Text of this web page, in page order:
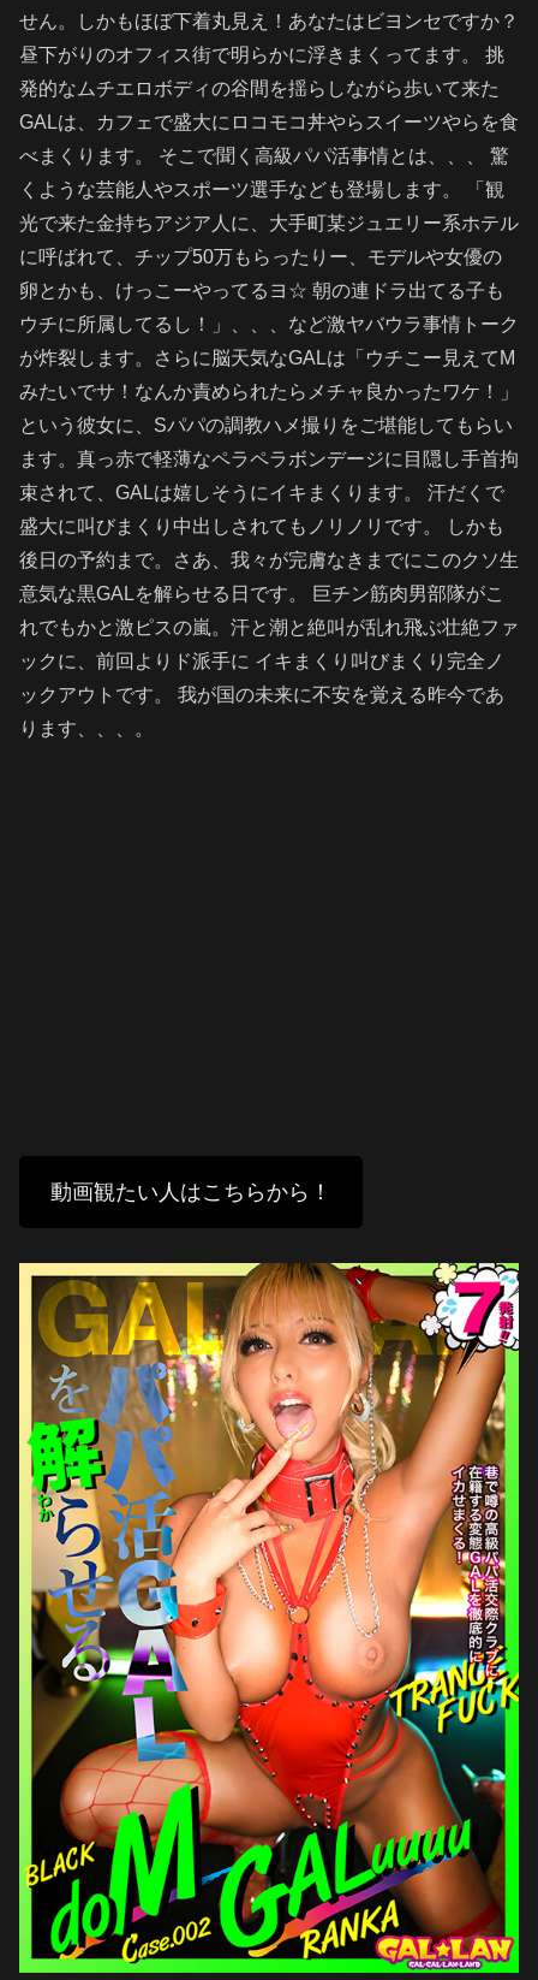
せん。しかもほぼ下着丸見え！あなたはビヨンセですか？
昼下がりのオフィス街で明らかに浮きまくってます。 挑
発的なムチエロボディの谷間を揺らしながら歩いて来た
GALは、カフェで盛大にロコモコ丼やらスイーツやらを食
べまくります。 そこで聞く高級パパ活事情とは、、、 驚
くような芸能人やスポーツ選手なども登場します。 「観
光で来た金持ちアジア人に、大手町某ジュエリー系ホテル
に呼ばれて、チップ50万もらったりー、モデルや女優の
卵とかも、けっこーやってるヨ☆ 朝の連ドラ出てる子も
ウチに所属してるし！」、、、など激ヤバウラ事情トーク
が炸裂します。さらに脳天気なGALは「ウチこー見えてM
みたいでサ！なんか責められたらメチャ良かったワケ！」
という彼女に、Sパパの調教ハメ撮りをご堪能してもらい
ます。真っ赤で軽薄なペラペラボンデージに目隠し手首拘
束されて、GALは嬉しそうにイキまくります。 汗だくで
盛大に叫びまくり中出しされてもノリノリです。 しかも
後日の予約まで。さあ、我々が完膚なきまでにこのクソ生
意気な黒GALを解らせる日です。 巨チン筋肉男部隊がこ
れでもかと激ピスの嵐。汗と潮と絶叫が乱れ飛ぶ壮絶ファ
ックに、前回よりド派手に イキまくり叫びまくり完全ノ
ックアウトです。 我が国の未来に不安を覚える昨今であ
ります、、、。
動画観たい人はこちらから！